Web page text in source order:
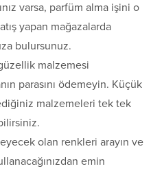
varsa, parfüm alma işini o
yapan mağazalarda
bulursunuz.
malzemesi
parasını ödemeyin. Küçük
malzemeleri tek tek
olan renkleri arayın ve
emin